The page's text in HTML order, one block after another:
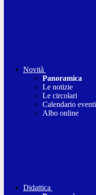
Novità
Panoramica
Le notizie
Le circolari
Calendario eventi
Albo online
Didattica